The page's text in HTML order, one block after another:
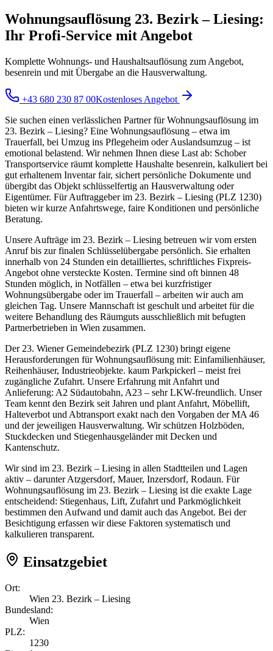
Wohnungsauflösung 23. Bezirk – Liesing:
Ihr Profi-Service mit Angebot
Komplette Wohnungs- und Haushaltsauflösung zum Angebot,
besenrein und mit Übergabe an die Hausverwaltung.
+43 680 230 87 00Kostenloses Angebot
Sie suchen einen verlässlichen Partner für Wohnungsauflösung im
23. Bezirk – Liesing? Eine Wohnungsauflösung – etwa im
Trauerfall, bei Umzug ins Pflegeheim oder Auslandsumzug – ist
emotional belastend. Wir nehmen Ihnen diese Last ab: Schober
Transportservice räumt komplette Haushalte besenrein, kalkuliert bei
gut erhaltenem Inventar fair, sichert persönliche Dokumente und
übergibt das Objekt schlüsselfertig an Hausverwaltung oder
Eigentümer. Für Auftraggeber im 23. Bezirk – Liesing (PLZ 1230)
bieten wir kurze Anfahrtswege, faire Konditionen und persönliche
Beratung.
Unsere Aufträge im 23. Bezirk – Liesing betreuen wir vom ersten
Anruf bis zur finalen Schlüsselübergabe persönlich. Sie erhalten
innerhalb von 24 Stunden ein detailliertes, schriftliches Fixpreis-
Angebot ohne versteckte Kosten. Termine sind oft binnen 48
Stunden möglich, in Notfällen – etwa bei kurzfristiger
Wohnungsübergabe oder im Trauerfall – arbeiten wir auch am
gleichen Tag. Unsere Mannschaft ist geschult und arbeitet für die
weitere Behandlung des Räumguts ausschließlich mit befugten
Partnerbetrieben in Wien zusammen.
Der 23. Wiener Gemeindebezirk (PLZ 1230) bringt eigene
Herausforderungen für Wohnungsauflösung mit: Einfamilienhäuser,
Reihenhäuser, Industrieobjekte. kaum Parkpickerl – meist frei
zugängliche Zufahrt. Unsere Erfahrung mit Anfahrt und
Anlieferung: A2 Südautobahn, A23 – sehr LKW-freundlich. Unser
Team kennt den Bezirk seit Jahren und plant Anfahrt, Möbellift,
Halteverbot und Abtransport exakt nach den Vorgaben der MA 46
und der jeweiligen Hausverwaltung. Wir schützen Holzböden,
Stuckdecken und Stiegenhausgeländer mit Decken und
Kantenschutz.
Wir sind im 23. Bezirk – Liesing in allen Stadtteilen und Lagen
aktiv – darunter Atzgersdorf, Mauer, Inzersdorf, Rodaun. Für
Wohnungsauflösung im 23. Bezirk – Liesing ist die exakte Lage
entscheidend: Stiegenhaus, Lift, Zufahrt und Parkmöglichkeit
bestimmen den Aufwand und damit auch das Angebot. Bei der
Besichtigung erfassen wir diese Faktoren systematisch und
kalkulieren transparent.
Einsatzgebiet
Ort:
Wien 23. Bezirk – Liesing
Bundesland:
Wien
PLZ:
1230